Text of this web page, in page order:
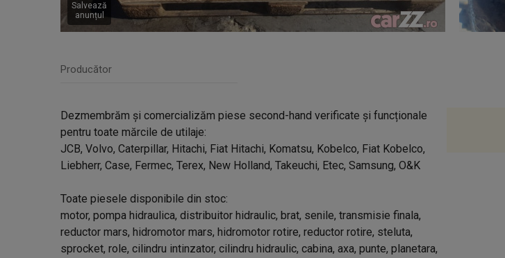
Salvează
anunțul
Producător
Dezmembrăm și comercializăm piese second-hand verificate și funcționale
pentru toate mărcile de utilaje:
JCB, Volvo, Caterpillar, Hitachi, Fiat Hitachi, Komatsu, Kobelco, Fiat Kobelco,
Liebherr, Case, Fermec, Terex, New Holland, Takeuchi, Etec, Samsung, O&K
Toate piesele disponibile din stoc:
motor, pompa hidraulica, distribuitor hidraulic, brat, senile, transmisie finala,
reductor mars, hidromotor mars, hidromotor rotire, reductor rotire, steluta,
sprocket, role, cilindru intinzator, cilindru hidraulic, cabina, axa, punte, planetara,